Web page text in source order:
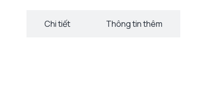
Chi tiết Thông tin thêm